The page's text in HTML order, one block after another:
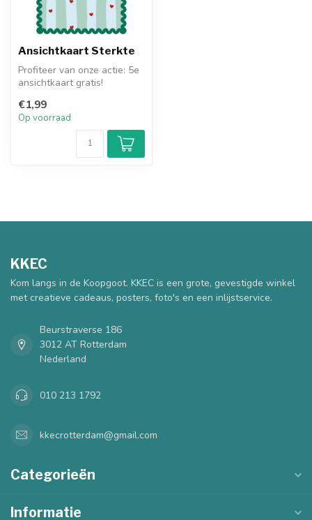
Ansichtkaart Sterkte
Profiteer van onze actie: 5e
ansichtkaart gratis!
€1,99
Op voorraad
KKEC
Kom langs in de Koopgoot. KKEC is een grote, gevestigde winkel
met creatieve cadeaus, posters, foto's en een inlijstservice.
Beurstraverse 186
3012 AT Rotterdam
Nederland
010 213 1792
kkecrotterdam@gmail.com
Categorieën
Informatie